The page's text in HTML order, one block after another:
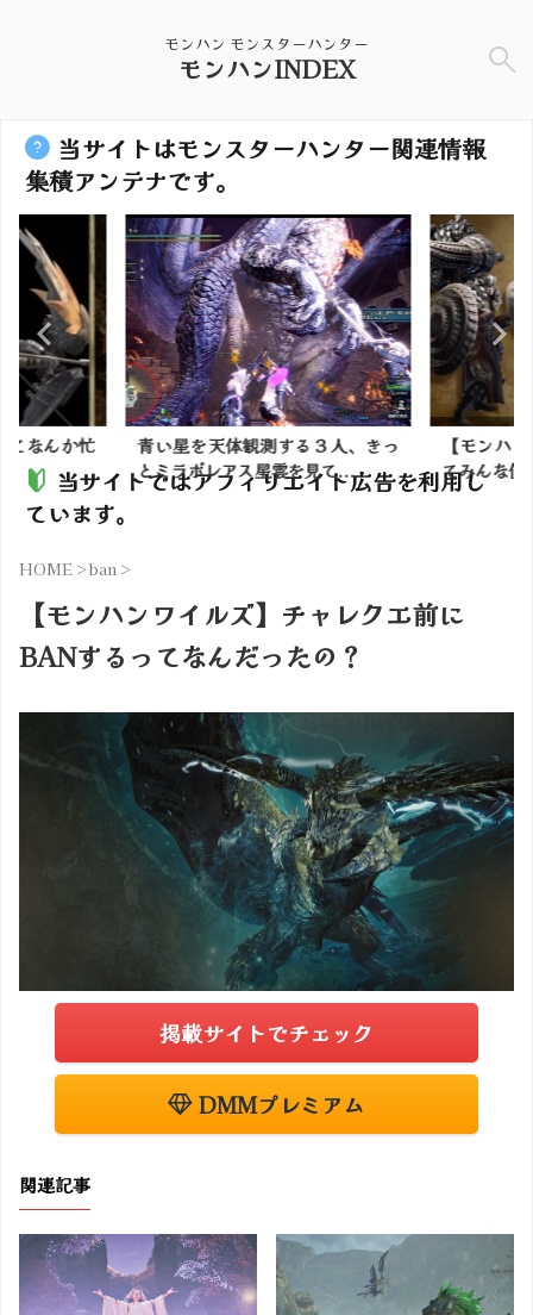
モンハン モンスターハンター
モンハンINDEX
当サイトはモンスターハンター関連情報
集積アンテナです。
なんか忙
青い星を天体観測する３人、きっ
とミラボレアス星雲を見て...
【モンハ
てみんな使
当サイトではアフィリエイト広告を利用し
ています。
HOME >ban >
【モンハンワイルズ】チャレクエ前に
BANするってなんだったの？
掲載サイトでチェック
DMMプレミアム
関連記事